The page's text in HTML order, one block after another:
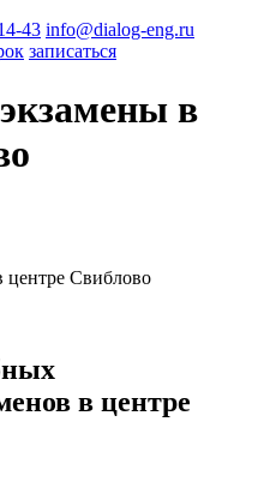
43 info@dialog-eng.ru
записаться
в
центре Свиблово
в центре